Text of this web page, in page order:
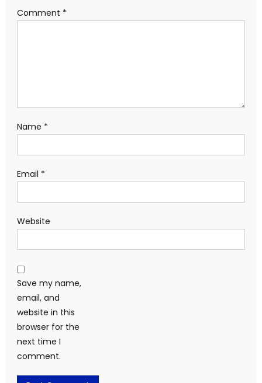
Comment *
Name *
Email *
Website
Save my name,
email, and
website in this
browser for the
next time I
comment.